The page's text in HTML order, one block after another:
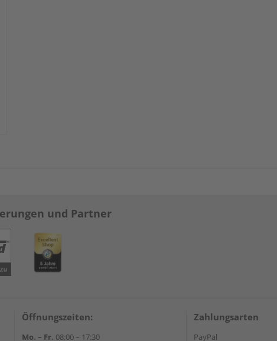
und Partner
Öffnungszeiten:
Mo. – Fr. 08:00 – 17:30
Zahlungsarten
PayPal